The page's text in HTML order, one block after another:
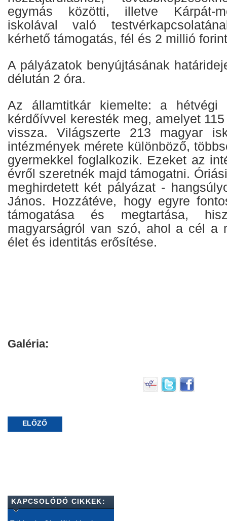
egymás közötti, illetve Kárpát-
iskolával való
kérhető támogatás, fél és 2 millió
A pályázatok benyújtásának
délután 2 óra.
Az államtitkár kiemelte: a hétvégi
kérdőívvel keresték meg, amelyet
vissza. Világszerte 213 magyar
intézmények mérete különböző,
gyermekkel foglalkozik. Ezeket az
évről szeretnék majd támogatni.
meghirdetett két pályázat -
János. Hozzátéve, hogy egyre
támogatása és megtartása,
magyarságról van szó, ahol a cél a
élet és identitás erősítése.
Galéria:
ELŐZŐ
KAPCSOLÓDÓ CIKKEK: